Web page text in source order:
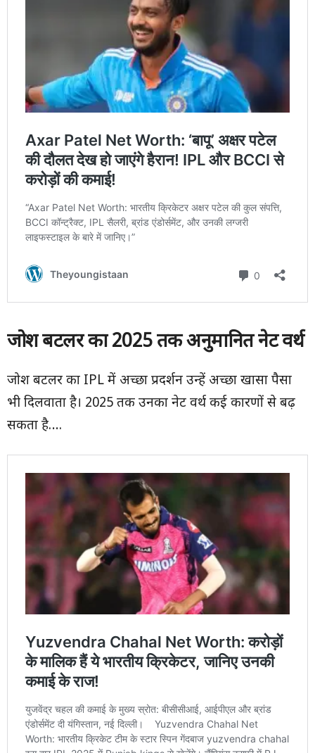
जोश बटलर का2025तक अनुमानित नेट वर्थ
जोश बटलर का IPL में अच्छा प्रदर्शन उन्हें अच्छा खासा पैसा
भी दिलवाता है। 2025 तक उनका नेट वर्थ कई कारणों से बढ़
सकता है….